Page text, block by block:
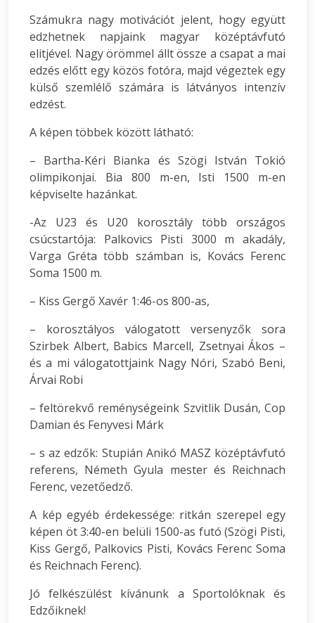
Számukra nagy motivációt jelent, hogy együtt
edzhetnek napjaink magyar középtávfutó
elitjével. Nagy örömmel állt össze a csapat a mai
edzés előtt egy közös fotóra, majd végeztek egy
külső szemlélő számára is látványos intenzív
edzést.
A képen többek között látható:
– Bartha-Kéri Bianka és Szögi István Tokió
olimpikonjai. Bia 800 m-en, Isti 1500 m-en
képviselte hazánkat.
-Az U23 és U20 korosztály több országos
csúcstartója: Palkovics Pisti 3000 m akadály,
Varga Gréta több számban is, Kovács Ferenc
Soma 1500 m.
– Kiss Gergő Xavér 1:46-os 800-as,
– korosztályos válogatott versenyzők sora
Szirbek Albert, Babics Marcell, Zsetnyai Ákos –
és a mi válogatottjaink Nagy Nóri, Szabó Beni,
Árvai Robi
– feltörekvő reménységeink Szvitlik Dusán, Cop
Damian és Fenyvesi Márk
– s az edzők: Stupián Anikó MASZ középtávfutó
referens, Németh Gyula mester és Reichnach
Ferenc, vezetőedző.
A kép egyéb érdekessége: ritkán szerepel egy
képen öt 3:40-en belüli 1500-as futó (Szögi Pisti,
Kiss Gergő, Palkovics Pisti, Kovács Ferenc Soma
és Reichnach Ferenc).
Jó felkészülést kívánunk a Sportolóknak és
Edzőiknek!